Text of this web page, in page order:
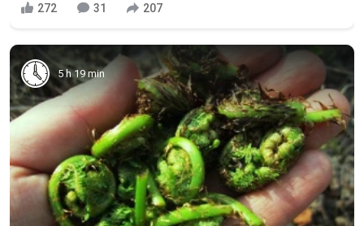
272 31 207
5 h 19 min